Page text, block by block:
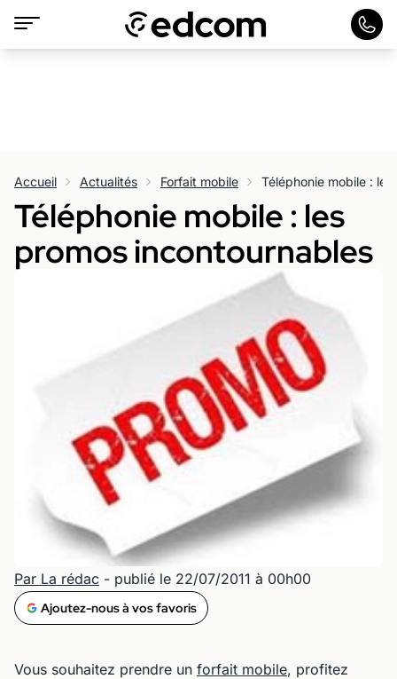
Accueil Actualités Forfait mobile Téléphonie mobile :
Téléphonie mobile : les
promos incontournables
Par La rédac - publié le 22/07/2011 à 00h00
Ajoutez-nous à vos favoris
Vous souhaitez prendre un forfait mobile, profitez